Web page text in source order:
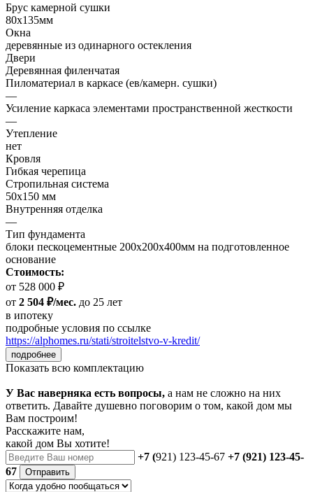
Брус камерной сушки
80х135мм
Окна
деревянные из одинарного остекления
Двери
Деревянная филенчатая
Пиломатериал в каркасе (ев/камерн. сушки)
—
Усиление каркаса элементами пространственной жесткости
—
Утепление
нет
Кровля
Гибкая черепица
Стропильная система
50х150 мм
Внутренняя отделка
—
Тип фундамента
блоки пескоцементные 200х200х400мм на подготовленное
основание
Стоимость:
от 528 000 ₽
от 2 504 ₽/мес. до 25 лет
в ипотеку
подробные условия по ссылке
https://alphomes.ru/stati/stroitelstvo-v-kredit/
подробнее
Показать всю комплектацию
У Вас наверняка есть вопросы, а нам не сложно на них
ответить. Давайте душевно поговорим о том, какой дом мы
Вам построим!
Расскажите нам,
какой дом Вы хотите!
+7 (921) 123-45-67 +7 (921) 123-45-
67
Отправить